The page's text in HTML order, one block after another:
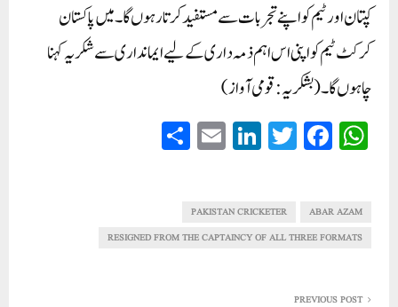
کپتان اور ٹیم کو اپنے تجربات سے مستفید کرتا رہوں گا۔ میں پاکستان
کرکٹ ٹیم کو اپنی اس اہم ذمہ داری کے لیے ایمانداری سے شکریہ کہنا
چاہوں گا۔(بشکریہ: قومی آواز)
W
ha
A
pp
Fa
ce
ok
T
wi
r
Li
nk
In
E
m
ABAR AZAM
PAKISTAN CRICKETER
RESIGNED FROM THE CAPTAINCY OF ALL THREE FORMATS
PREVIOUS POST